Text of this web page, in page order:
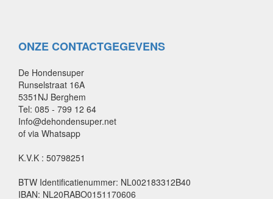
ONZE CONTACTGEGEVENS
De Hondensuper
Runselstraat 16A
5351NJ Berghem
Tel: 085 - 799 12 64
Info@dehondensuper.net
of via Whatsapp
K.V.K : 50798251
BTW Identificatienummer: NL002183312B40
IBAN: NL20RABO0151170606